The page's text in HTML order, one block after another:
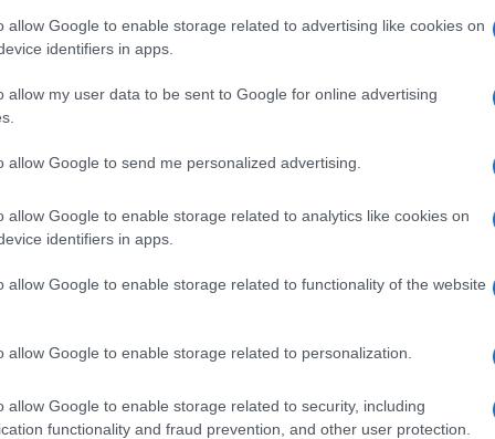
allow Google to enable storage related to advertising like cookies on
identifiers in apps.
allow my user data to be sent to Google for online advertising
allow Google to send me personalized advertising.
allow Google to enable storage related to analytics like cookies on
identifiers in apps.
allow Google to enable storage related to functionality of the website
allow Google to enable storage related to personalization.
allow Google to enable storage related to security, including
functionality and fraud prevention, and other user protection.
nella sezioneLogindal menù del sito
Olbia
+ Esporta iCal